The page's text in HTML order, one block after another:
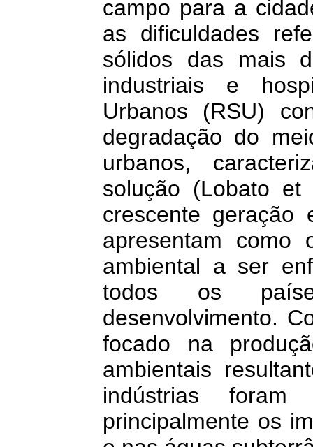
campo para a
as dificuldades
sólidos das mais
industriais e
Urbanos (RSU)
degradação do
urbanos,
solução (Lobato
crescente
apresentam como
ambiental a ser
todos os
desenvolvimento.
focado na
ambientais
indústrias
principalmente os